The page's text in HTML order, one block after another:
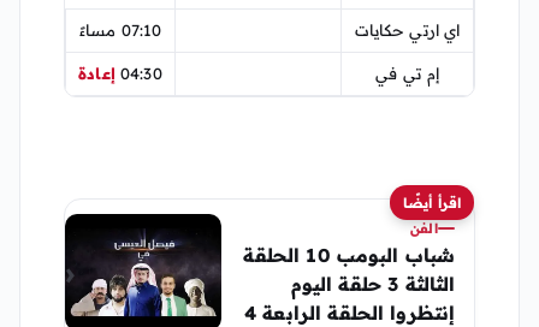
اي ارتي حكايات 07:10 مساءً
إم تي في 04:30 إعادة
اقرأ أيضًا
الفن
شباب البومب 10 الحلقة
الثالثة 3 حلقة اليوم
إنتظروا الحلقة الرابعة 4